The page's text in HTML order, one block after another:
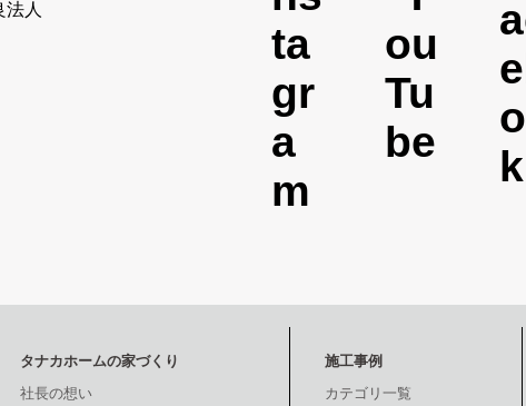
タナカホームの家づくり
社長の想い
施工事例
カテゴリ一覧